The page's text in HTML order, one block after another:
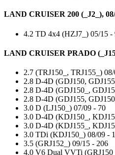
LAND CRUISER 200 (_J2_),
4.2 TD 4x4 (HZJ7_) 05/15 -
LAND CRUISER PRADO
2.7 (TRJ150_, TRJ155_)
2.8 D-4D (GDJ150,
2.8 D-4D (GDJ150_,
2.8 D-4D (GDJ155,
3.0 D (LJ150_) 07/09 - 70
3.0 D-4D (KDJ150_,
3.0 D-4D (KDJ155_,
3.0 TDi (KDJ150_) 08/09 -
3.5 (GRJ152_) 09/15 - 206
4.0 V6 Dual VVTi